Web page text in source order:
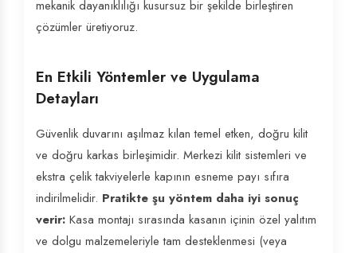
mekanik dayanıklılığı kusursuz bir şekilde birleştiren
çözümler üretiyoruz.
En Etkili Yöntemler ve Uygulama
Detayları
Güvenlik duvarını aşılmaz kılan temel etken, doğru kilit
ve doğru karkas birleşimidir. Merkezi kilit sistemleri ve
ekstra çelik takviyelerle kapının esneme payı sıfıra
indirilmelidir. Pratikte şu yöntem daha iyi sonuç
verir: Kasa montajı sırasında kasanın içinin özel yalıtım
ve dolgu malzemeleriyle tam desteklenmesi (veya